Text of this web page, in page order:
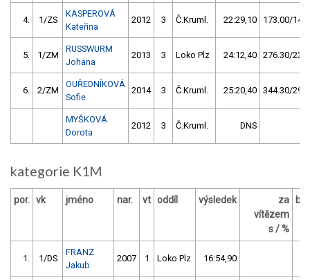
4. 1/ZS
KASPEROVÁ
Kateřina
2012 3 Č.Kruml. 22:29,10 173.00/14,7
5. 1/ZM
RUSSWURM
Johana
2013 3 Loko Plz 24:12,40 276.30/23,5
6. 2/ZM
OUŘEDNÍKOVÁ
Sofie
2014 3 Č.Kruml. 25:20,40 344.30/29,3
MYŠKOVÁ
Dorota
2012 3 Č.Kruml. DNS
kategorie K1M
por. vk jméno nar. vt oddíl výsledek
za
vítězem
s / %
1. 1/DS
FRANZ
Jakub
2007 1 Loko Plz 16:54,90